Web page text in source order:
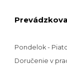
Pondelok -
Doručenie v